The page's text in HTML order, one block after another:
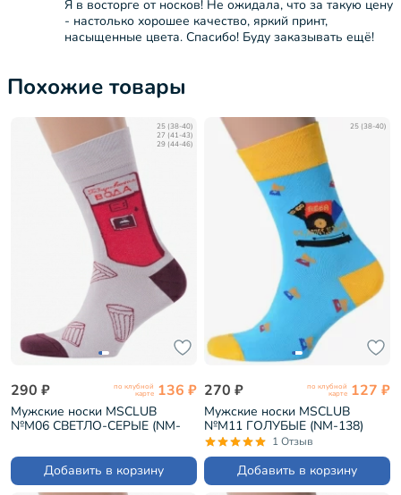
Я в восторге от носков! Не ожидала, что за такую цену
- настолько хорошее качество, яркий принт,
насыщенные цвета. Спасибо! Буду заказывать ещё!
Похожие товары
25 (38-40)
27 (41-43)
29 (44-46)
290 ₽ по клубной
карте 136 ₽
Мужские носки MSCLUB
№М06 СВЕТЛО-СЕРЫЕ (NM-
Добавить в корзину
25 (38-40)
270 ₽ по клубной
карте 127 ₽
Мужские носки MSCLUB
№М11 ГОЛУБЫЕ (NM-138)
1 Отзыв
Добавить в корзину